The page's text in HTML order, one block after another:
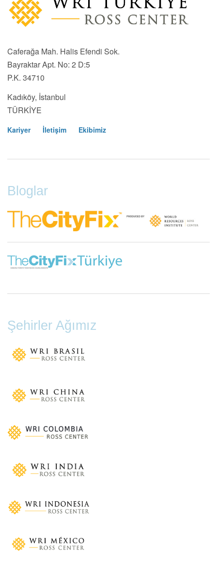
Bloglar
Şehirler Ağımız
Caferağa Mah. Halis Efendi Sok.
Bayraktar Apt. No: 2 D:5
P.K. 34710
Kadıköy, İstanbul
TÜRKİYE
Kariyer İletişim Ekibimiz